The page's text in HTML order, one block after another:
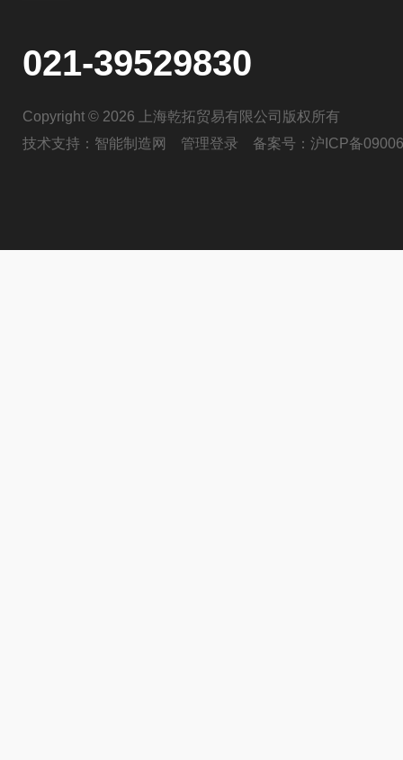
021-39529830
Copyright © 2026 上海乾拓贸易有限公司版权所有
技术支持： 智能制造网 管理登录 备案号： 沪ICP备